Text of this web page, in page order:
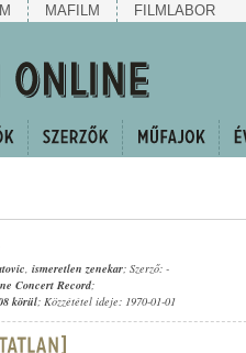
MAFILM FILMLABOR
, ismeretlen zenekar; Szerző: -
Concert Record;
körül; Közzététel ideje: 1970-01-01